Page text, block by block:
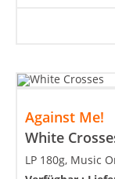
Against Me!
White
LP 180g, Music